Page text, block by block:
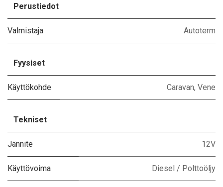
Perustiedot
Valmistaja Autoterm
Fyysiset
Käyttökohde Caravan, Vene
Tekniset
Jännite 12V
Käyttövoima Diesel / Polttoöljy